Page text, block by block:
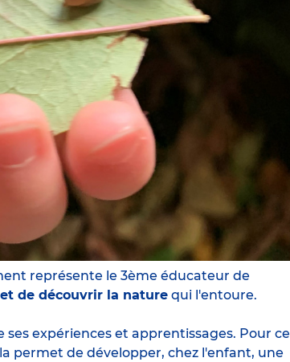
représente le 3ème éducateur de
de découvrir la nature qui l'entoure.
expériences et apprentissages. Pour ce
permet de développer, chez l'enfant, une